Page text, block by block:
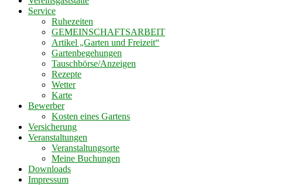
Service
Ruhezeiten
GEMEINSCHAFTSARBEIT
Artikel „Garten und Freizeit“
Gartenbegehungen
Tauschbörse/Anzeigen
Rezepte
Wetter
Karte
Bewerber
Kosten eines Gartens
Versicherung
Veranstaltungen
Veranstaltungsorte
Meine Buchungen
Downloads
Impressum